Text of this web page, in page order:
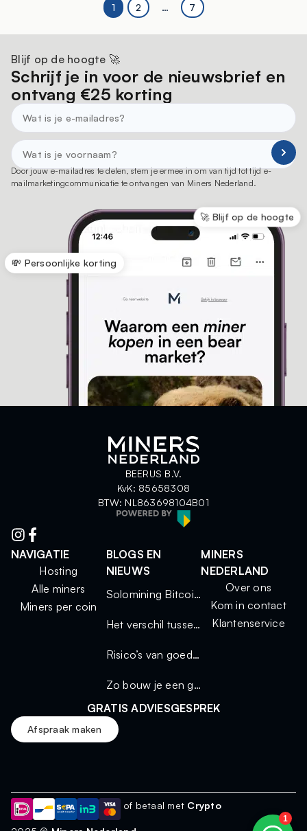
1 2 … 7
Blijf op de hoogte 🚀
Schrijf je in voor de nieuwsbrief en
ontvang €25 korting
Door jouw e-mailadres te delen, stem je ermee in om van tijd tot tijd e-
mailmarketingcommunicatie te ontvangen van Miners Nederland.
💸 Persoonlijke korting
🚀 Blijf op de hoogte
BEERUS B.V.
KvK: 85658308
BTW: NL863698104B01
NAVIGATIE
Hosting
Alle miners
Miners per coin
BLOGS EN
NIEUWS
Solomining Bitcoin 2025: kleine miners, grote kansen
Het verschil tussen solo mining en mining via een pool
Risico’s van goedkope miners
Zo bouw je een geluidsdichte miningkast voor thuisgebruik
MINERS
NEDERLAND
Over ons
Kom in contact
Klantenservice
GRATIS ADVIESGESPREK
Afspraak maken
of betaal met Crypto